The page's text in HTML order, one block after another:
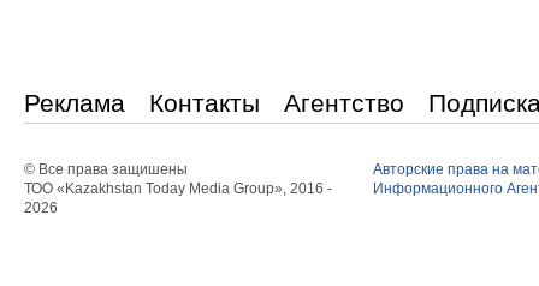
Реклама Контакты Агентство
© Все права защишены
ТОО «Kazakhstan Today Media Group», 2016 -
2026
Авторские права на
Информационного